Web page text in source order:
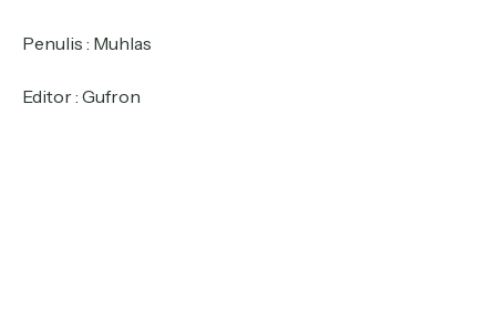
Penulis : Muhlas
Editor : Gufron